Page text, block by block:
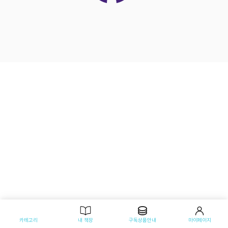
카테고리 내 책장 구독상품안내 마이페이지